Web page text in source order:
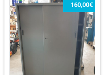
160,00€